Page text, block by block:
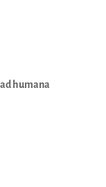
humana